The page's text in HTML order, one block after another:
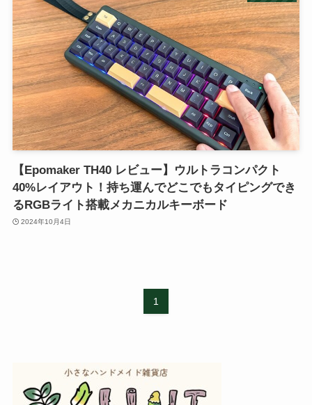
【Epomaker TH40 レビュー】ウルトラコンパクト
40%レイアウト！持ち運んでどこでもタイピングでき
るRGBライト搭載メカニカルキーボード
2024年10月4日
1